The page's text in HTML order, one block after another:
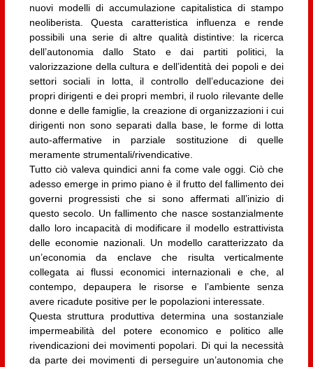
nuovi modelli di accumulazione capitalistica di stampo
neoliberista. Questa caratteristica influenza e rende
possibili una serie di altre qualità distintive: la ricerca
dell’autonomia dallo Stato e dai partiti politici, la
valorizzazione della cultura e dell’identità dei popoli e dei
settori sociali in lotta, il controllo dell’educazione dei
propri dirigenti e dei propri membri, il ruolo rilevante delle
donne e delle famiglie, la creazione di organizzazioni i cui
dirigenti non sono separati dalla base, le forme di lotta
auto-affermative in parziale sostituzione di quelle
meramente strumentali/rivendicative.
Tutto ciò valeva quindici anni fa come vale oggi. Ciò che
adesso emerge in primo piano è il frutto del fallimento dei
governi progressisti che si sono affermati all’inizio di
questo secolo. Un fallimento che nasce sostanzialmente
dallo loro incapacità di modificare il modello estrattivista
delle economie nazionali. Un modello caratterizzato da
un’economia da enclave che risulta verticalmente
collegata ai flussi economici internazionali e che, al
contempo, depaupera le risorse e l’ambiente senza
avere ricadute positive per le popolazioni interessate.
Questa struttura produttiva determina una sostanziale
impermeabilità del potere economico e politico alle
rivendicazioni dei movimenti popolari. Di qui la necessità
da parte dei movimenti di perseguire un’autonomia che